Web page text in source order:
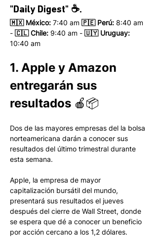
"Daily Digest" ☕.
🇲🇽 México: 7:40 am 🇵🇪 Perú: 8:40 am
- 🇨🇱 Chile: 9:40 am - 🇺🇾 Uruguay:
10:40 am
1. Apple y Amazon
entregarán sus
resultados 🍎📦
Dos de las mayores empresas del la bolsa
norteamericana darán a conocer sus
resultados del último trimestral durante
esta semana.
Apple, la empresa de mayor
capitalización bursátil del mundo,
presentará sus resultados el jueves
después del cierre de Wall Street, donde
se espera que dé a conocer un beneficio
por acción cercano a los 1,2 dólares.